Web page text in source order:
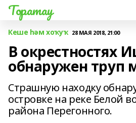
Торатау
Кеше һәм хоҡуҡ 28 МАЯ 2018, 21:00
В окрестностях
обнаружен труп
Страшную находку
островке на реке Белой
района Перегонного.